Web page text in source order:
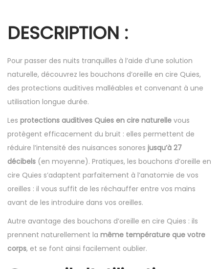
DESCRIPTION :
Pour passer des nuits tranquilles à l’aide d’une solution
naturelle, découvrez les bouchons d’oreille en cire Quies,
des protections auditives malléables et convenant à une
utilisation longue durée.
Les protections auditives Quies en cire naturelle vous
protègent efficacement du bruit : elles permettent de
réduire l’intensité des nuisances sonores jusqu’à 27
décibels (en moyenne). Pratiques, les bouchons d’oreille en
cire Quies s’adaptent parfaitement à l’anatomie de vos
oreilles : il vous suffit de les réchauffer entre vos mains
avant de les introduire dans vos oreilles.
Autre avantage des bouchons d’oreille en cire Quies : ils
prennent naturellement la même température que votre
corps, et se font ainsi facilement oublier.